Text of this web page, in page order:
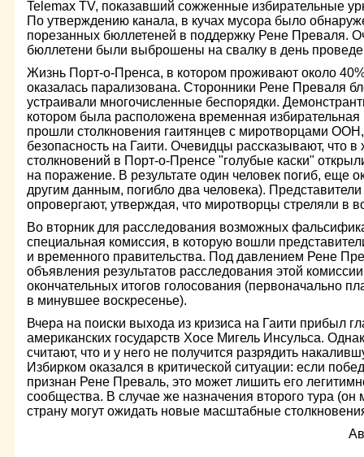
Telemax TV, показавший сожженные избирательные
По утверждению канала, в кучах мусора было
порезанных бюллетеней в поддержку Рене Преваля.
бюллетени были выброшены на свалку в день
Жизнь Порт-о-Пренса, в котором проживают около
оказалась парализована. Сторонники Рене Преваля
устраивали многочисленные беспорядки.
котором была расположена временная
прошли столкновения гаитянцев с миротворцами
безопасность на Гаити. Очевидцы рассказывают, что в
столкновений в Порт-о-Пренсе "голубые каски"
на поражение. В результате один человек погиб, еще
другим данным, погибло два человека).
опровергают, утверждая, что миротворцы стреляли в
Во вторник для расследования возможных
специальная комиссия, в которую вошли
и временного правительства. Под давлением Рене
объявления результатов расследования этой
окончательных итогов голосования (первоначально
в минувшее воскресенье).
Вчера на поиски выхода из кризиса на Гаити прибыл
американских государств Хосе Мигель Инсульса.
считают, что и у него не получится разрядить
Избирком оказался в критической ситуации: если
признан Рене Преваль, это может лишить его
сообщества. В случае же назначения второго тура (он
страну могут ожидать новые масштабные